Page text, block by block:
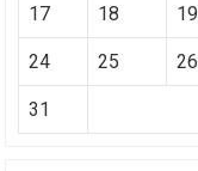
17 18 19
24 25 26
31